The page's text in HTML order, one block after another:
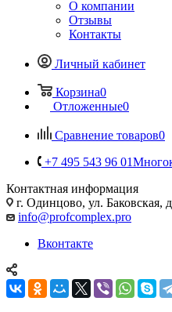
О компании
Отзывы
Контакты
Личный кабинет
Корзина0
Отложенные0
Сравнение товаров0
+7 495 543 96 01
Контактная информация
г. Одинцово, ул. Баковская,
info@profcomplex.pro
Вконтакте